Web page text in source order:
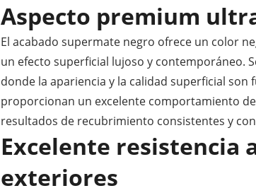
Aspecto premium
El acabado supermate negro ofrece un color
un efecto superficial lujoso y contemporáneo.
donde la apariencia y la calidad superficial
proporcionan un excelente comportamiento
resultados de recubrimiento consistentes y
Excelente resistencia
exteriores